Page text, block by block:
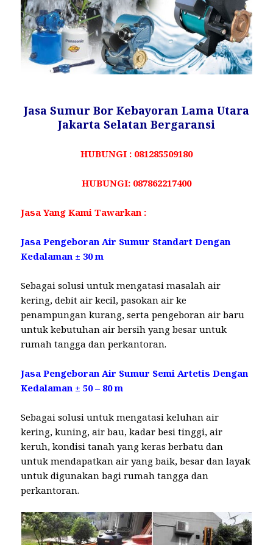
Jasa Sumur Bor Kebayoran Lama Utara
Jakarta Selatan Bergaransi
HUBUNGI : 081285509180
HUBUNGI: 087862217400
Jasa Yang Kami Tawarkan :
Jasa Pengeboran Air Sumur Standart Dengan
Kedalaman ± 30 m
Sebagai solusi untuk mengatasi masalah air
kering, debit air kecil, pasokan air ke
penampungan kurang, serta pengeboran air baru
untuk kebutuhan air bersih yang besar untuk
rumah tangga dan perkantoran.
Jasa Pengeboran Air Sumur Semi Artetis Dengan
Kedalaman ± 50 – 80 m
Sebagai solusi untuk mengatasi keluhan air
kering, kuning, air bau, kadar besi tinggi, air
keruh, kondisi tanah yang keras berbatu dan
untuk mendapatkan air yang baik, besar dan layak
untuk digunakan bagi rumah tangga dan
perkantoran.